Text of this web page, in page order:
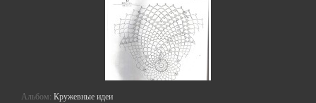
Альбом: Кружевные идеи